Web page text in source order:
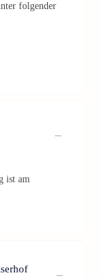
folgender
ist am